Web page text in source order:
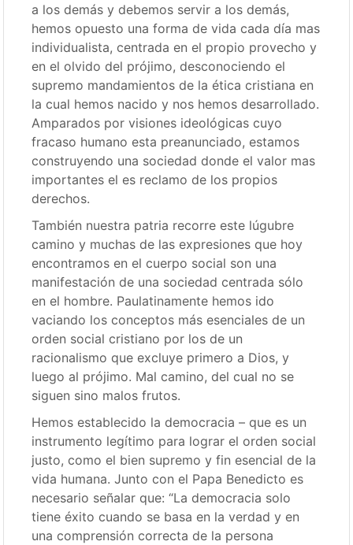
a los demás y debemos servir a los demás,
hemos opuesto una forma de vida cada día mas
individualista, centrada en el propio provecho y
en el olvido del prójimo, desconociendo el
supremo mandamientos de la ética cristiana en
la cual hemos nacido y nos hemos desarrollado.
Amparados por visiones ideológicas cuyo
fracaso humano esta preanunciado, estamos
construyendo una sociedad donde el valor mas
importantes el es reclamo de los propios
derechos.
También nuestra patria recorre este lúgubre
camino y muchas de las expresiones que hoy
encontramos en el cuerpo social son una
manifestación de una sociedad centrada sólo
en el hombre. Paulatinamente hemos ido
vaciando los conceptos más esenciales de un
orden social cristiano por los de un
racionalismo que excluye primero a Dios, y
luego al prójimo. Mal camino, del cual no se
siguen sino malos frutos.
Hemos establecido la democracia – que es un
instrumento legítimo para lograr el orden social
justo, como el bien supremo y fin esencial de la
vida humana. Junto con el Papa Benedicto es
necesario señalar que: “La democracia solo
tiene éxito cuando se basa en la verdad y en
una comprensión correcta de la persona